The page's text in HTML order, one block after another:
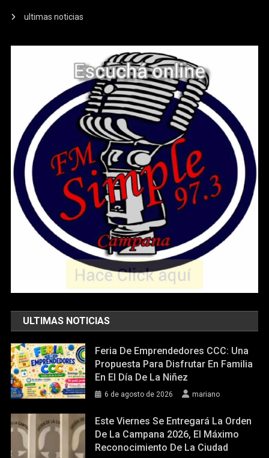
ultimas noticias
ULTIMAS NOTICIAS
Feria De Emprendedores CCC: Una
Propuesta Para Disfrutar En Familia
En El Día De La Niñez
6 de agosto de 2026 mariano
Este Viernes Se Entregará La Orden
De La Campana 2026, El Máximo
Reconocimiento De La Ciudad